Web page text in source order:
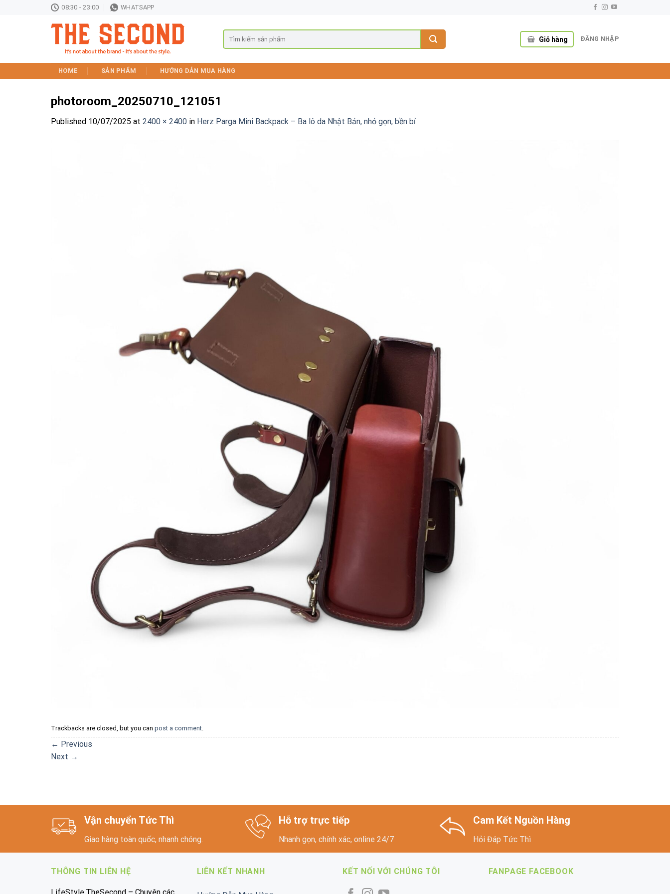
08:30 - 23:00 WHATSAPP
Giỏ hàng ĐĂNG NHẬP
HOME SẢN PHẨM HƯỚNG DẪN MUA HÀNG
photoroom_20250710_121051
Published 10/07/2025 at 2400 × 2400 in Herz Parga Mini Backpack – Ba lô da Nhật Bản, nhỏ gọn, bền bỉ
Trackbacks are closed, but you can post a comment.
← Previous
Next →
Vận chuyển Tức Thì
Giao hàng toàn quốc, nhanh chóng.
Hỗ trợ trực tiếp
Nhanh gọn, chính xác, online 24/7
Cam Kết Nguồn Hàng
Hỏi Đáp Tức Thì
THÔNG TIN LIÊN HỆ LIÊN KẾT NHANH KẾT NỐI VỚI CHÚNG TÔI FANPAGE FACEBOOK